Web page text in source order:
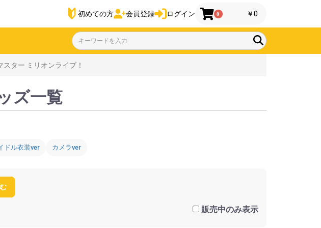
初めての方 会員登録 ログイン 0 ￥0
スター ミリオンライブ！
ズ一覧
ドル衣装ver カメラver
販売中のみ表示